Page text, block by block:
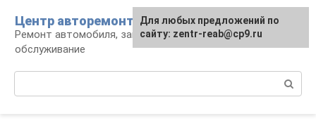
контенту
Центр авторемонта
Ремонт автомобиля, запчасти и
обслуживание
Для любых предложений по
сайту: zentr-reab@cp9.ru